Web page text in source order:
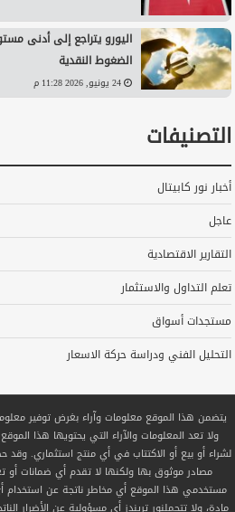
اليورو يتراجع إلى أدنى
الضغوط النقدية
24 يونيو, 2026 11:28 م
التصنيفات
أخبار نور كابيتال
عاجل
التقارير الاقتصادية
تعلم التداول والاستثمار
مستجدات أسواق
التحليل الفني ودراسة حركة الاسعار
يتضمن هذا الموقع معلومات وآراء بغرض توفير
ولا تعد المعلومات والآراء التي يحتويها هذا
لشراء أو بيع أو الاكتتاب في أي منتج استثماري.
مصادر موثوق بها ولكنها لا تقدم أي ضمانات
مستخدمي هذا الموقع أي مخاطر ناتجة عن استخدام
مادة، ولا تتحملنور تريندز أي مسؤولية عن الأضرار